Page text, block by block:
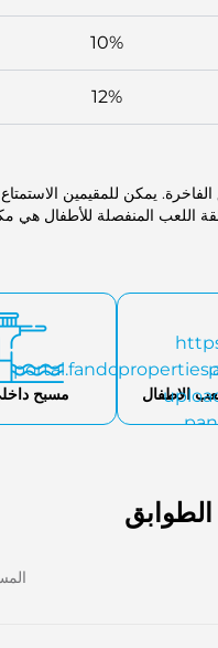
10%
12%
يمكن للمقيمين
اللعب المنفصلة للأطفال هي
الاطفال مسبح